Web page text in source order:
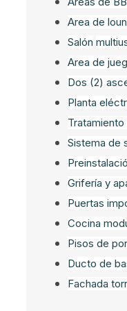
Area de
Salón
Area de
Dos (2)
Planta
Sistema de
Grifería y
Puertas
Cocina
Pisos de
Ducto de
Fachada